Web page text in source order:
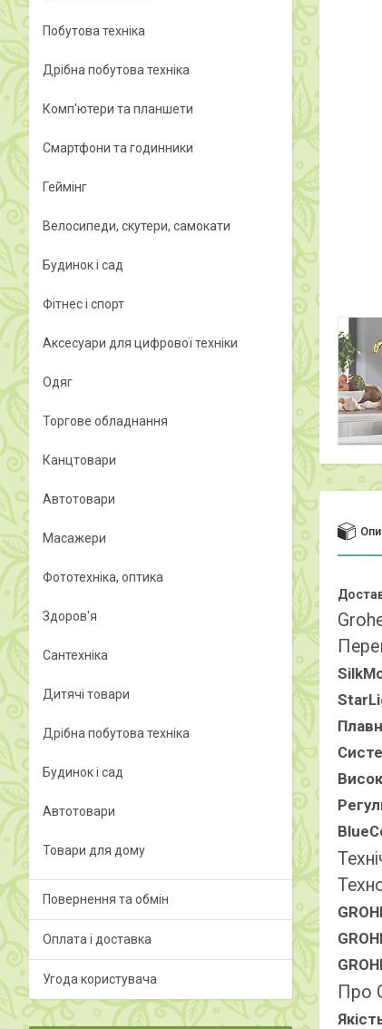
Про
Побутова техніка
Дрібна побутова техніка
Комп'ютери та планшети
Смартфони та годинники
Геймінг
Велосипеди, скутери, самокати
Будинок і сад
Фітнес і спорт
Аксесуари для цифрової техніки
Одяг
Торгове обладнання
Канцтовари
Автотовари
Масажери
Фототехніка, оптика
Здоров'я
Сантехніка
Дитячі товари
Дрібна побутова техніка
Будинок і сад
Автотовари
Товари для дому
Повернення та обмін
Оплата і доставка
Угода користувача